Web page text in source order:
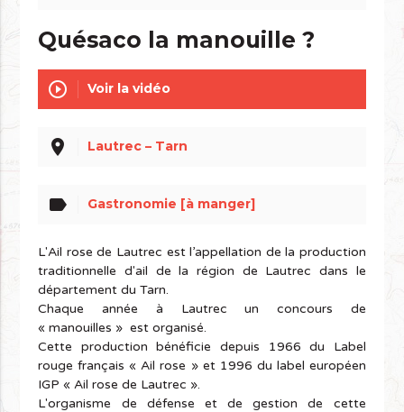
Quésaco la manouille ?
play_circle_outline Voir la vidéo
place Lautrec – Tarn
label Gastronomie [à manger]
L'Ail rose de Lautrec est l’appellation de la production
traditionnelle d'ail de la région de Lautrec dans le
département du Tarn.
Chaque année à Lautrec un concours de
« manouilles » est organisé.
Cette production bénéficie depuis 1966 du Label
rouge français « Ail rose » et 1996 du label européen
IGP « Ail rose de Lautrec ».
L'organisme de défense et de gestion de cette